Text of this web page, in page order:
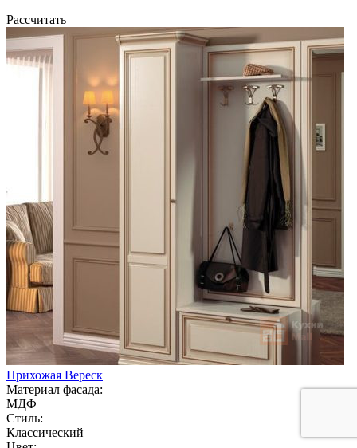
Рассчитать
Прихожая Вереск
Материал фасада:
МДФ
Стиль:
Классический